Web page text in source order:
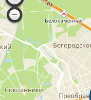
ООО "НТЦ АЭ": РОССИЯ,
корпус 16, комн. 304, 306